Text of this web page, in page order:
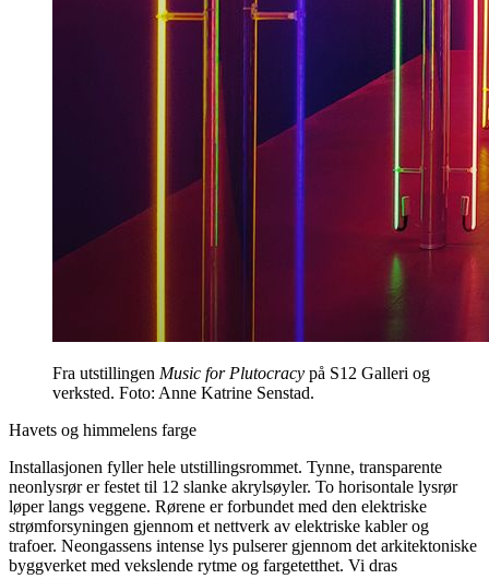
Fra utstillingen Music for Plutocracy på S12 Galleri og
verksted. Foto: Anne Katrine Senstad.
Havets og himmelens farge
Installasjonen fyller hele utstillingsrommet. Tynne, transparente
neonlysrør er festet til 12 slanke akrylsøyler. To horisontale lysrør
løper langs veggene. Rørene er forbundet med den elektriske
strømforsyningen gjennom et nettverk av elektriske kabler og
trafoer. Neongassens intense lys pulserer gjennom det arkitektoniske
byggverket med vekslende rytme og fargetetthet. Vi dras